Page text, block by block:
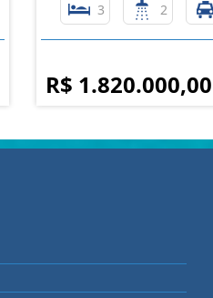
3 2
R$ 1.820.000,00